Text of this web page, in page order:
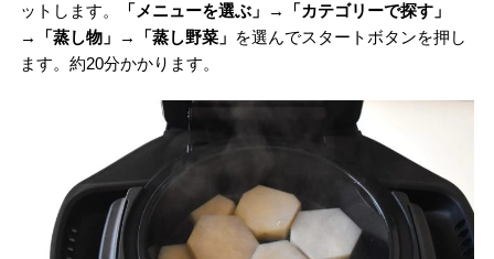
ットします。
「メニューを選ぶ」→「カテゴリーで探す」
→「蒸し物」→「蒸し野菜」 を選んでスタートボタンを押し
ます。約20分かかります。